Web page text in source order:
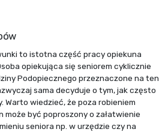
to istotna część pracy opiekuna
opiekująca się seniorem cyklicznie
Podopiecznego przeznaczone na ten
sama decyduje o tym, jak często
Warto wiedzieć, że poza robieniem
może być poproszony o załatwienie
seniora np. w urzędzie czy na